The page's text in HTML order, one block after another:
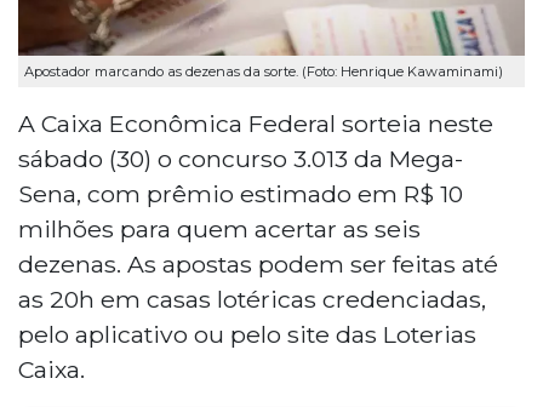
Apostador marcando as dezenas da sorte. (Foto: Henrique Kawaminami)
A Caixa Econômica Federal sorteia neste
sábado (30) o concurso 3.013 da Mega-
Sena, com prêmio estimado em R$ 10
milhões para quem acertar as seis
dezenas. As apostas podem ser feitas até
as 20h em casas lotéricas credenciadas,
pelo aplicativo ou pelo site das Loterias
Caixa.